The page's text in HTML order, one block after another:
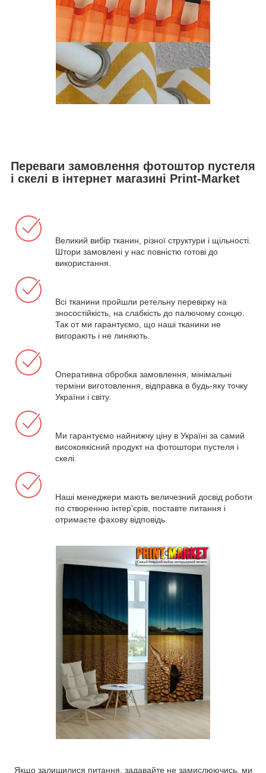
Переваги замовлення фотоштор пустеля
і скелі в інтернет магазині Print-Market
Великий вибір тканин, різної структури і щільності.
Штори замовлені у нас повністю готові до
використання.
Всі тканини пройшли ретельну перевірку на
зносостійкість, на слабкість до палючому сонцю.
Так от ми гарантуємо, що наші тканини не
вигорають і не линяють.
Оперативна обробка замовлення, мінімальні
терміни виготовлення, відправка в будь-яку точку
України і світу.
Ми гарантуємо найнижчу ціну в Україні за самий
високоякісний продукт на фотоштори пустеля і
скелі.
Наші менеджери мають величезний досвід роботи
по створенню інтер'єрів, поставте питання і
отримаєте фахову відповідь.
Якщо залишилися питання, задавайте не замислюючись, ми